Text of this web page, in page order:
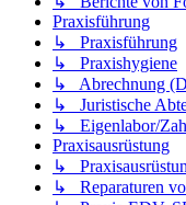
Praxisführung
↳ Praxisführung
↳ Praxishygiene
↳ Abrechnung
↳ Juristische
↳ Eigenlabor/
Praxisausrüstung
↳
↳ Reparaturen